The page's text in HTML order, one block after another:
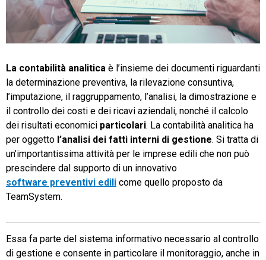
Trust Services
TeamSystem Store
La contabilità analitica è l’insieme dei documenti riguardanti
la determinazione preventiva, la rilevazione consuntiva,
l’imputazione, il raggruppamento, l’analisi, la dimostrazione e
il controllo dei costi e dei ricavi aziendali, nonché il calcolo
dei risultati economici particolari. La contabilità analitica ha
per oggetto l’analisi dei fatti interni di gestione. Si tratta di
un’importantissima attività per le imprese edili che non può
prescindere dal supporto di un innovativo
software preventivi edili come quello proposto da
TeamSystem.
Essa fa parte del sistema informativo necessario al controllo
di gestione e consente in particolare il monitoraggio, anche in